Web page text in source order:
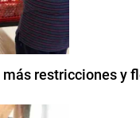
restricciones y